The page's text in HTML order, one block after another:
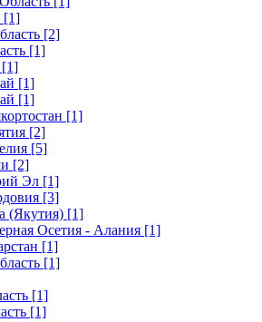
[1]
[2]
[1]
[1]
[1]
[1]
[2]
[5]
[2]
Эл [1]
[3]
(Якутия) [1]
Осетия - Алания [1]
[1]
[1]
[1]
[1]